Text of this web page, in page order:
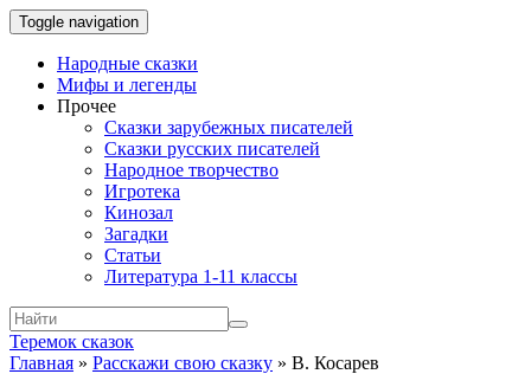
Toggle navigation
Народные сказки
Мифы и легенды
Прочее
Сказки зарубежных писателей
Сказки русских писателей
Народное творчество
Игротека
Кинозал
Загадки
Статьи
Литература 1-11 классы
Теремок сказок
Главная » Расскажи свою сказку » В. Косарев